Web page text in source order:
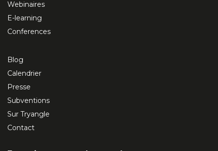
Webinaires
E-learning
Conferences
Blog
Calendrier
Presse
Subventions
Sur Tryangle
Contact